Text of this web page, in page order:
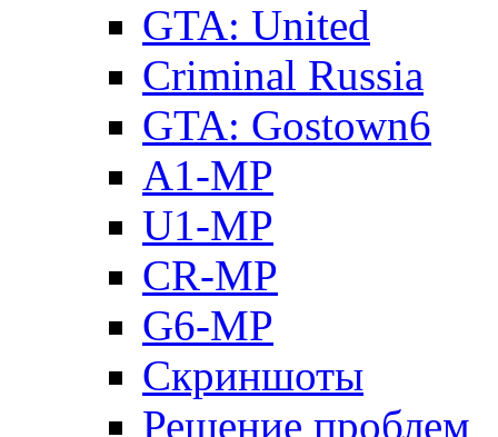
GTA: United
Criminal Russia
GTA: Gostown6
A1-MP
U1-MP
CR-MP
G6-MP
Скриншоты
Решение проблем